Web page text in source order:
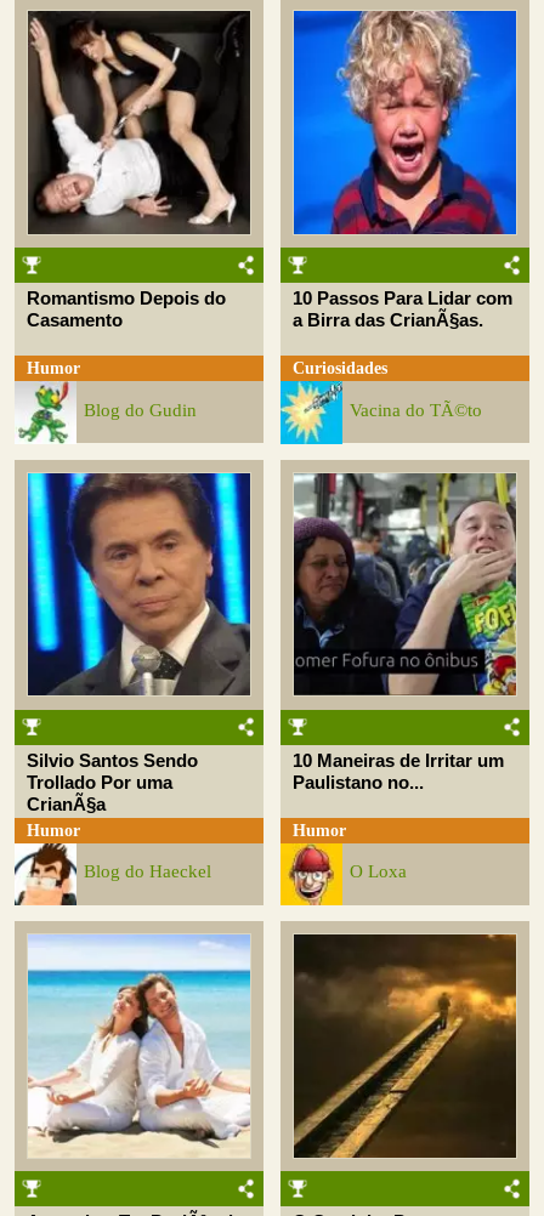
Romantismo Depois do
Casamento
Humor
Blog do Gudin
10 Passos Para Lidar com
a Birra das CrianÃ§as.
Curiosidades
Vacina do TÃ©to
Silvio Santos Sendo
Trollado Por uma
CrianÃ§a
Humor
Blog do Haeckel
10 Maneiras de Irritar um
Paulistano no...
Humor
O Loxa